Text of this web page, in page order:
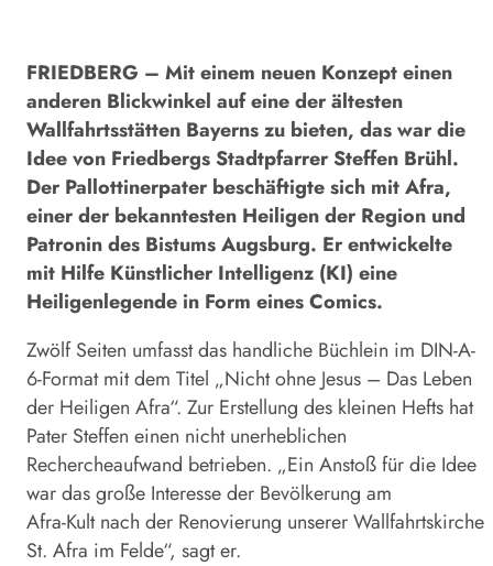
FRIEDBERG – Mit einem neuen Konzept einen
anderen Blickwinkel auf eine der ältesten
Wallfahrtsstätten Bayerns zu bieten, das war die
Idee von Friedbergs Stadtpfarrer Steffen Brühl.
Der Pallottinerpater beschäftigte sich mit Afra,
einer der bekanntesten Heiligen der Region und
Patronin des Bistums Augsburg. Er entwickelte
mit Hilfe Künstlicher Intelligenz (KI) eine
Heiligenlegende in Form eines Comics.
Zwölf Seiten umfasst das handliche Büchlein im DIN-A-
6-Format mit dem Titel „Nicht ohne Jesus – Das Leben
der Heiligen Afra“. Zur Erstellung des kleinen Hefts hat
Pater Steffen einen nicht unerheblichen
Rechercheaufwand betrieben. „Ein Anstoß für die Idee
war das große Interesse der Bevölkerung am
Afra-Kult nach der Renovierung unserer Wallfahrtskirche
St. Afra im Felde“, sagt er.